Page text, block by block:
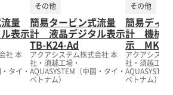
量
表示
社 本
タイ・
その他
簡易タービン式流量
計 液晶デジタル表示
TB-K24-Ad
アクアシステム株式会社 本
社・須越工場・
AQUASYSTEM（中国・タイ・
ベトナム）
その他
簡易ディ
計 機械デ
示
アクアシステ
社・須越工場
ベトナム）